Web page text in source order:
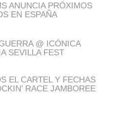
ANUNCIA PRÓXIMOS
EN ESPAÑA
@ ICÓNICA
SEVILLA FEST
EL CARTEL Y FECHAS
RACE JAMBOREE